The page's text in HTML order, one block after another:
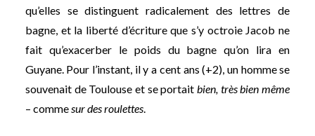
qu’elles se distinguent radicalement des lettres de
bagne, et la liberté d’écriture que s’y octroie Jacob ne
fait qu’exacerber le poids du bagne qu’on lira en
Guyane. Pour l’instant, il y a cent ans (+2), un homme se
souvenait de Toulouse et se portaitbien, très bien même
– commesur des roulettes.